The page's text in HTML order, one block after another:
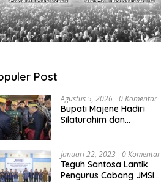
Post
Agustus 5, 2026 0 Komentar
Bupati Majene Hadiri
Silaturahim dan
Polewali Mandar
Januari 22, 2023 0 Komentar
Teguh Santosa Lantik
Pengurus Cabang JMSI